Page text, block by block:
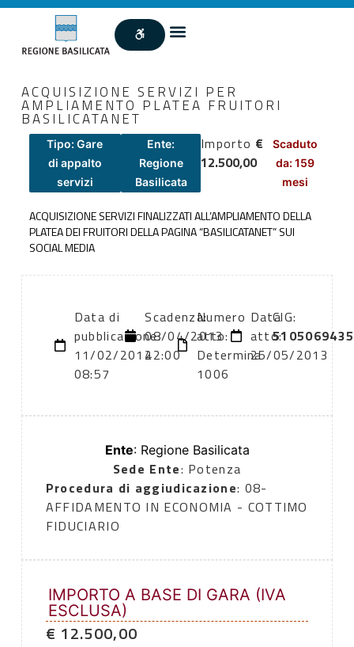
ACQUISIZIONE SERVIZI PER
AMPLIAMENTO PLATEA FRUITORI
BASILICATANET
Tipo: Gare
di appalto
servizi
Ente:
Regione
Basilicata
Importo €
12.500,00
Scaduto
da: 159
mesi
ACQUISIZIONE SERVIZI FINALIZZATI ALL’AMPLIAMENTO DELLA
PLATEA DEI FRUITORI DELLA PAGINA “BASILICATANET” SUI
SOCIAL MEDIA
Data di
pubblicazione:
11/02/2014
08:57
Scadenza:
08/04/2013
22:00
Numero
atto:
Determina
1006
Data
atto:
25/05/2013
CIG:
5105069435
Ente: Regione Basilicata
Sede Ente: Potenza
Procedura di aggiudicazione: 08-
AFFIDAMENTO IN ECONOMIA - COTTIMO
FIDUCIARIO
IMPORTO A BASE DI GARA (IVA
ESCLUSA)
€ 12.500,00